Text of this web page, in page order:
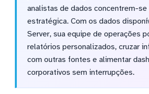
analistas de dados concentrem-se
estratégica. Com os dados
Server, sua equipe de operações
relatórios personalizados, cruzar
com outras fontes e alimentar
corporativos sem interrupções.